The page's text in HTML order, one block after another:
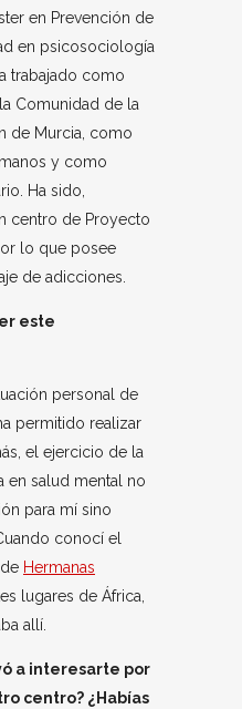
en Prevención de
en psicosociología
trabajado como
Comunidad de la
de Murcia, como
y como
Ha sido,
centro de Proyecto
lo que posee
de adicciones.
este
personal de
permitido realizar
el ejercicio de la
en salud mental no
para mí sino
conocí el
Hermanas
lugares de África,
allí.
a interesarte por
centro? ¿Habías